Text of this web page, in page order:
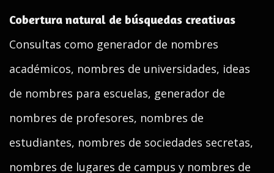
Cobertura natural de búsquedas creativas
Consultas como generador de nombres
académicos, nombres de universidades, ideas
de nombres para escuelas, generador de
nombres de profesores, nombres de
estudiantes, nombres de sociedades secretas,
nombres de lugares de campus y nombres de